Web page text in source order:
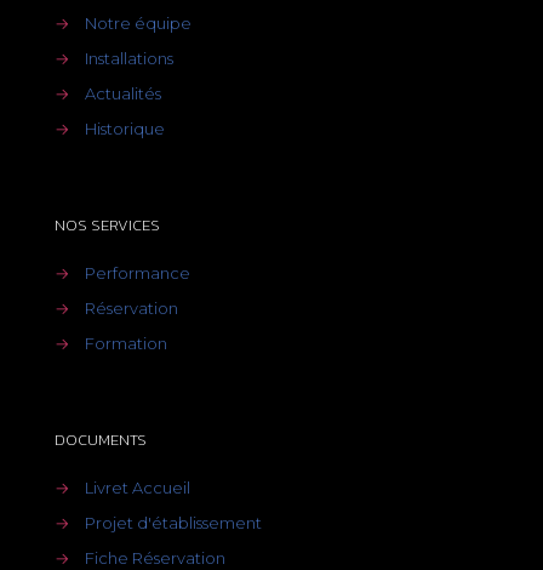
→
Notre équipe
→
Installations
→
Actualités
→
Historique
NOS SERVICES
→
Performance
→
Réservation
→
Formation
DOCUMENTS
→
Livret Accueil
→
Projet d'établissement
→
Fiche Réservation